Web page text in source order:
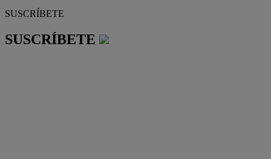
SUSCRÍBETE
SUSCRÍBETE